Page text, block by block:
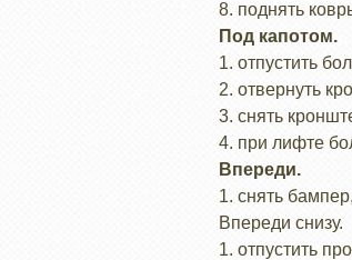
8. поднять
Под капотом.
1. отпустить
2. отвернуть
3. снять
4. при лифте
Впереди.
1. снять
Впереди снизу.
1. отпустить